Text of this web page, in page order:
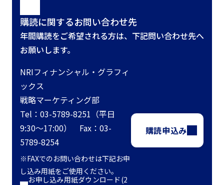
購読に関するお問い合わせ先
年間購読をご希望される方は、下記問い合わせ先へ
お願いします。
NRIフィナンシャル・グラフィ
ックス
戦略マーケティング部
Tel：03-5789-8251（平日
9:30～17:00） Fax：03-
5789-8254
※FAXでのお問い合わせは下記お申
し込み用紙をご使用ください。
お申し込み用紙ダウンロード(2
購読申込み